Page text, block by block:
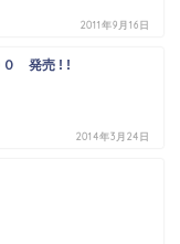
2011年9月16日
０ 発売 ! !
2014年3月24日
ニュー